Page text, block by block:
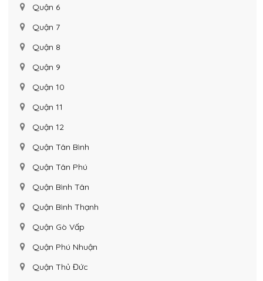
Quận 6
Quận 7
Quận 8
Quận 9
Quận 10
Quận 11
Quận 12
Quận Tân Bình
Quận Tân Phú
Quận Bình Tân
Quận Bình Thạnh
Quận Gò Vấp
Quận Phú Nhuận
Quận Thủ Đức